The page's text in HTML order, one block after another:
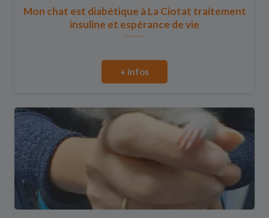
Mon chat est diabétique à La Ciotat traitement
insuline et espérance de vie
+ infos